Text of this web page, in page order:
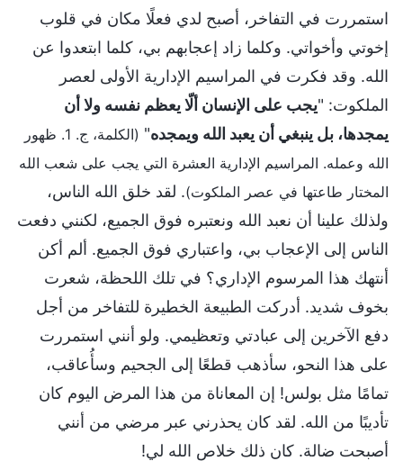
استمررت في التفاخر، أصبح لدي فعلًا مكان في قلوب
إخوتي وأخواتي. وكلما زاد إعجابهم بي، كلما ابتعدوا عن
الله. وقد فكرت في المراسيم الإدارية الأولى لعصر
الملكوت: "يجب على الإنسان ألّا يعظم نفسه ولا أن
يمجدها، بل ينبغي أن يعبد الله ويمجده"
(الكلمة، ج. 1. ظهور
الله وعمله. المراسيم الإدارية العشرة التي يجب على شعب الله
المختار طاعتها في عصر الملكوت). لقد خلق الله الناس،
ولذلك علينا أن نعبد الله ونعتبره فوق الجميع، لكنني دفعت
الناس إلى الإعجاب بي، واعتباري فوق الجميع. ألم أكن
أنتهك هذا المرسوم الإداري؟ في تلك اللحظة، شعرت
بخوف شديد. أدركت الطبيعة الخطيرة للتفاخر من أجل
دفع الآخرين إلى عبادتي وتعظيمي. ولو أنني استمررت
على هذا النحو، سأذهب قطعًا إلى الجحيم وسأُعاقب،
تمامًا مثل بولس! إن المعاناة من هذا المرض اليوم كان
تأديبًا من الله. لقد كان يحذرني عبر مرضي من أنني
أصبحت ضالة. كان ذلك خلاص الله لي!